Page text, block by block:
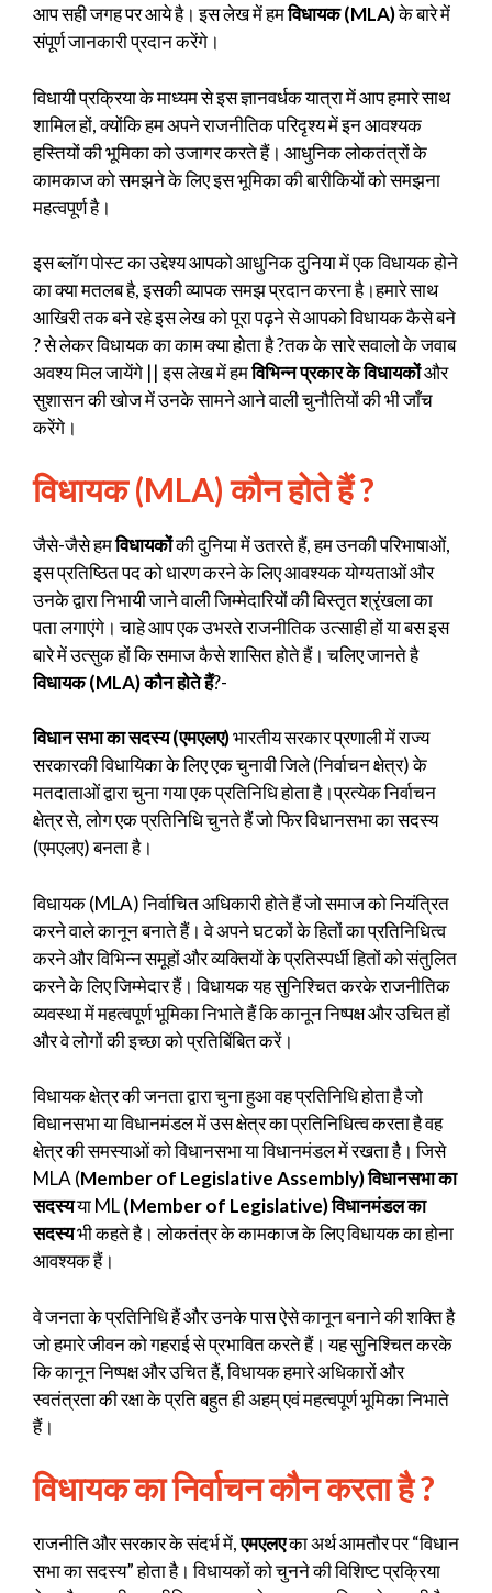
आप सही जगह पर आये है। इस लेख में हमविधायक (MLA)के बारे में
संपूर्ण जानकारी प्रदान करेंगे।
विधायी प्रक्रिया के माध्यम से इस ज्ञानवर्धक यात्रा में आप हमारे साथ
शामिल हों, क्योंकि हम अपने राजनीतिक परिदृश्य में इन आवश्यक
हस्तियों की भूमिका को उजागर करते हैं। आधुनिक लोकतंत्रों के
कामकाज को समझने के लिए इस भूमिका की बारीकियों को समझना
महत्वपूर्ण है।
इस ब्लॉग पोस्ट का उद्देश्य आपको आधुनिक दुनिया में एक विधायक होने
का क्या मतलब है, इसकी व्यापक समझ प्रदान करना है।हमारे साथ
आखिरी तक बने रहे इस लेख को पूरा पढ़ने से आपको विधायक कैसे बने
? से लेकर विधायक का काम क्या होता है ?तक के सारे सवालो के जवाब
अवश्य मिल जायेंगे || इस लेख में हमविभिन्न प्रकार के विधायकोंऔर
सुशासन की खोज में उनके सामने आने वाली चुनौतियों की भी जाँच
करेंगे।
विधायक (MLA) कौन होते हैं?
जैसे-जैसे हमविधायकोंकी दुनिया में उतरते हैं, हम उनकी परिभाषाओं,
इस प्रतिष्ठित पद को धारण करने के लिए आवश्यक योग्यताओं और
उनके द्वारा निभायी जाने वाली जिम्मेदारियों की विस्तृत श्रृंखला का
पता लगाएंगे। चाहे आप एक उभरते राजनीतिक उत्साही हों या बस इस
बारे में उत्सुक हों कि समाज कैसे शासित होते हैं। चलिए जानते है
विधायक (MLA) कौन होते हैं?-
विधान सभा का सदस्य (एमएलए)भारतीय सरकार प्रणाली में राज्य
सरकारकी विधायिका के लिए एक चुनावी जिले (निर्वाचन क्षेत्र) के
मतदाताओं द्वारा चुना गया एक प्रतिनिधि होता है।प्रत्येक निर्वाचन
क्षेत्र से, लोग एक प्रतिनिधि चुनते हैं जो फिर विधानसभा का सदस्य
(एमएलए) बनता है।
विधायक (MLA) निर्वाचित अधिकारी होते हैं जो समाज को नियंत्रित
करने वाले कानून बनाते हैं। वे अपने घटकों के हितों का प्रतिनिधित्व
करने और विभिन्न समूहों और व्यक्तियों के प्रतिस्पर्धी हितों को संतुलित
करने के लिए जिम्मेदार हैं। विधायक यह सुनिश्चित करके राजनीतिक
व्यवस्था में महत्वपूर्ण भूमिका निभाते हैं कि कानून निष्पक्ष और उचित हों
और वे लोगों की इच्छा को प्रतिबिंबित करें।
विधायक क्षेत्र की जनता द्वारा चुना हुआ वह प्रतिनिधि होता है जो
विधानसभा या विधानमंडल में उस क्षेत्र का प्रतिनिधित्व करता है वह
क्षेत्र की समस्याओं को विधानसभा या विधानमंडल में रखता है। जिसे
MLA (Member of Legislative Assembly) विधानसभा का
सदस्यया ML(Member of Legislative) विधानमंडल का
सदस्यभी कहते है। लोकतंत्र के कामकाज के लिए विधायक का होना
आवश्यक हैं।
वे जनता के प्रतिनिधि हैं और उनके पास ऐसे कानून बनाने की शक्ति है
जो हमारे जीवन को गहराई से प्रभावित करते हैं। यह सुनिश्चित करके
कि कानून निष्पक्ष और उचित हैं, विधायक हमारे अधिकारों और
स्वतंत्रता की रक्षा के प्रति बहुत ही अहम् एवं महत्वपूर्ण भूमिका निभाते
हैं।
विधायक का निर्वाचन कौन करता है ?
राजनीति और सरकार के संदर्भ में,एमएलएका अर्थ आमतौर पर “विधान
सभा का सदस्य” होता है। विधायकों को चुनने की विशिष्ट प्रक्रिया